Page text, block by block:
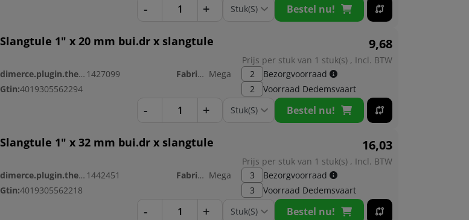
- + Bestel nu!
Slangtule 1" x 20 mm bui.dr x slangtule 9,68
Prijs per stuk van 1 stuk(s) , Incl. BTW
dimerce.plugin.theme.productnr: 1427099 Fabrikant: Mega
Gtin:4019305562294
2
Bezorgvoorraad
2
Voorraad Dedemsvaart
- + Bestel nu!
Slangtule 1" x 32 mm bui.dr x slangtule 16,03
Prijs per stuk van 1 stuk(s) , Incl. BTW
dimerce.plugin.theme.productnr: 1442451 Fabrikant: Mega
Gtin:4019305562218
3
Bezorgvoorraad
3
Voorraad Dedemsvaart
- + Bestel nu!